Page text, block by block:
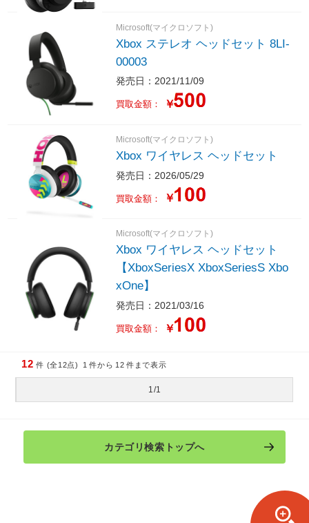
Microsoft(マイクロソフト)
Xbox ステレオ ヘッドセット 8LI-
00003
発売日：2021/11/09
買取金額： ￥
Microsoft(マイクロソフト)
Xbox ワイヤレス ヘッドセット
発売日：2026/05/29
買取金額： ￥
Microsoft(マイクロソフト)
Xbox ワイヤレス ヘッドセット
【XboxSeriesX XboxSeriesS Xbo
xOne】
発売日：2021/03/16
買取金額： ￥
12 件 (全12点) 1 件から 12 件まで表示
1/1
カテゴリ検索トップへ